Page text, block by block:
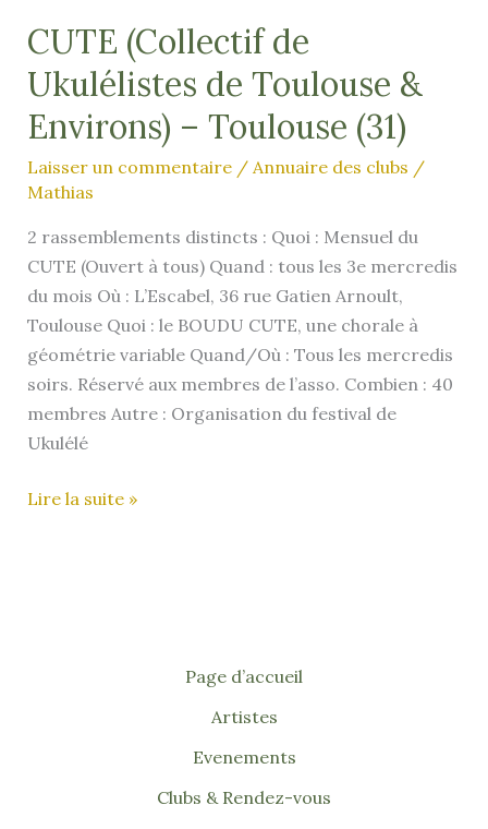
CUTE (Collectif de
Ukulélistes de Toulouse &
Environs) – Toulouse (31)
Laisser un commentaire / Annuaire des clubs /
Mathias
2 rassemblements distincts : Quoi : Mensuel du
CUTE (Ouvert à tous) Quand : tous les 3e mercredis
du mois Où : L’Escabel, 36 rue Gatien Arnoult,
Toulouse Quoi : le BOUDU CUTE, une chorale à
géométrie variable Quand/Où : Tous les mercredis
soirs. Réservé aux membres de l’asso. Combien : 40
membres Autre : Organisation du festival de
Ukulélé
CUTE
Lire la suite »
Page d’accueil
Artistes
Evenements
Clubs & Rendez-vous